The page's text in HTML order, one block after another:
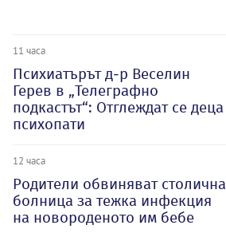
11 часа
Психиатърът д-р Веселин
Герев в „Телеграфно
подкастът“: Отглеждат се деца
психопати
12 часа
Родители обвиняват столична
болница за тежка инфекция
на новороденото им бебе